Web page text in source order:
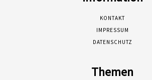
KONTAKT
IMPRESSUM
DATENSCHUTZ
Themen